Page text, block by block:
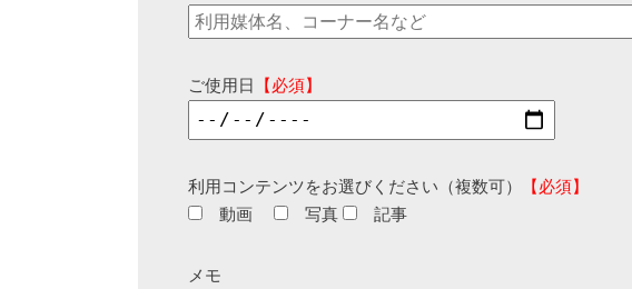
ご使用日 【必須】
利用コンテンツをお選びください（複数可）
【必須】
動画
写真 記事
メモ